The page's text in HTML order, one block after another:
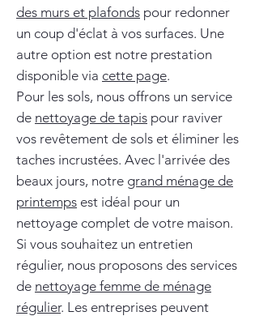
des murs et plafonds pour redonner
un coup d'éclat à vos surfaces. Une
autre option est notre prestation
disponible via cette page.
Pour les sols, nous offrons un service
de nettoyage de tapis pour raviver
vos revêtement de sols et éliminer les
taches incrustées. Avec l'arrivée des
beaux jours, notre grand ménage de
printemps est idéal pour un
nettoyage complet de votre maison.
Si vous souhaitez un entretien
régulier, nous proposons des services
de nettoyage femme de ménage
régulier. Les entreprises peuvent